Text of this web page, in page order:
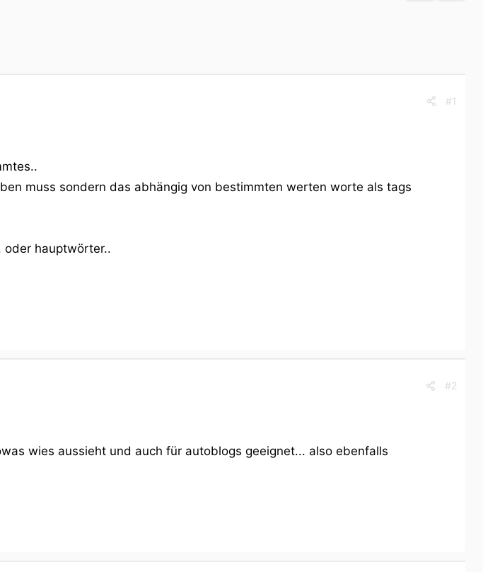
#1
muss sondern das abhängig von bestimmten werten worte als tags
oder hauptwörter..
#2
wies aussieht und auch für autoblogs geeignet... also ebenfalls